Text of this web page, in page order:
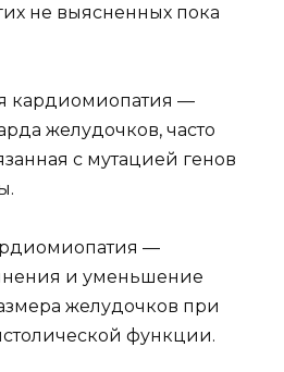
не выясненных пока
кардиомиопатия —
желудочков, часто
с мутацией генов
—
и уменьшение
желудочков при
функции.